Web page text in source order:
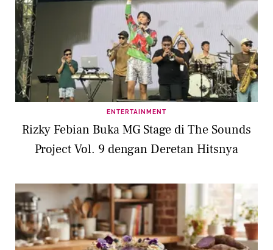
ENTERTAINMENT
Rizky Febian Buka MG Stage di The Sounds
Project Vol. 9 dengan Deretan Hitsnya